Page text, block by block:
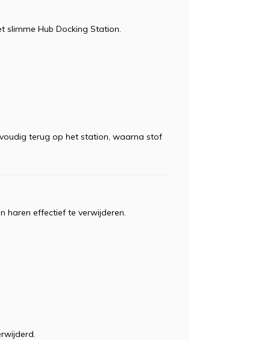
slimme Hub Docking Station.
terug op het station, waarna stof
haren effectief te verwijderen.